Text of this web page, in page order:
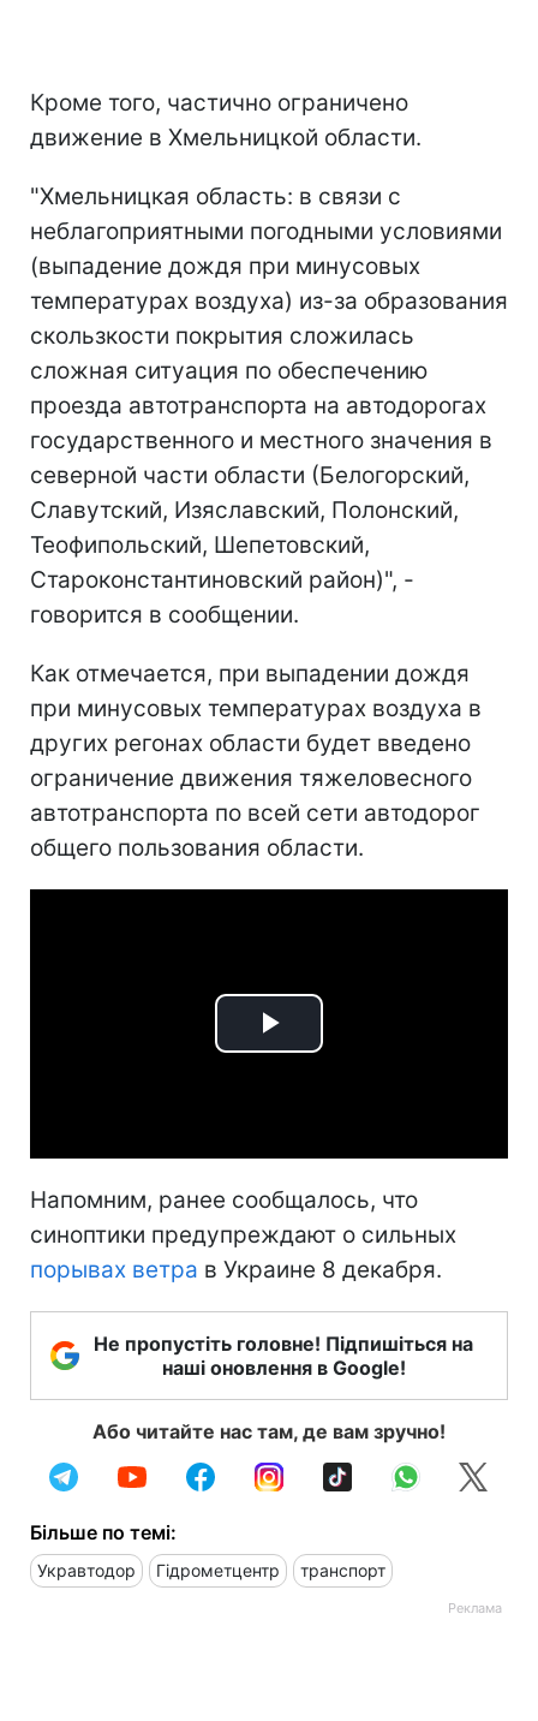
Кроме того, частично ограничено
движение в Хмельницкой области.
"Хмельницкая область: в связи с
неблагоприятными погодными условиями
(выпадение дождя при минусовых
температурах воздуха) из-за образования
скользкости покрытия сложилась
сложная ситуация по обеспечению
проезда автотранспорта на автодорогах
государственного и местного значения в
северной части области (Белогорский,
Славутский, Изяславский, Полонский,
Теофипольский, Шепетовский,
Староконстантиновский район)", -
говорится в сообщении.
Как отмечается, при выпадении дождя
при минусовых температурах воздуха в
других регонах области будет введено
ограничение движения тяжеловесного
автотранспорта по всей сети автодорог
общего пользования области.
Play
Напомним, ранее сообщалось, что
синоптики предупреждают о сильных
порывах ветра в Украине 8 декабря.
Не пропустіть головне! Підпишіться на
наші оновлення в Google!
Або читайте нас там, де вам зручно!
Більше по темі:
Укравтодор Гідрометцентр транспорт